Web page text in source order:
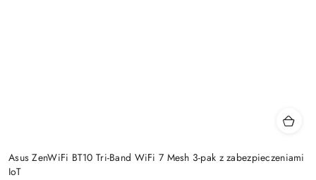
Asus ZenWiFi BT10 Tri-Band WiFi 7 Mesh 3-pak z zabezpieczeniami
IoT